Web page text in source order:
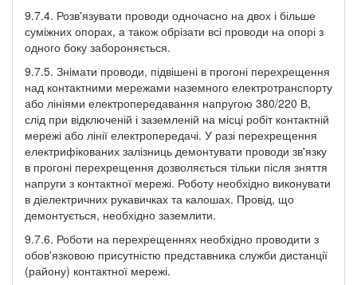
9.7.4. Розв'язувати проводи одночасно на двох і більше
суміжних опорах, а також обрізати всі проводи на опорі з
одного боку забороняється.
9.7.5. Знімати проводи, підвішені в прогоні перехрещення
над контактними мережами наземного електротранспорту
або лініями електропередавання напругою 380/220 В,
слід при відключеній і заземленій на місці робіт контактній
мережі або лінії електропередачі. У разі перехрещення
електрифікованих залізниць демонтувати проводи зв'язку
в прогоні перехрещення дозволяється тільки після зняття
напруги з контактної мережі. Роботу необхідно виконувати
в діелектричних рукавичках та калошах. Провід, що
демонтується, необхідно заземлити.
9.7.6. Роботи на перехрещеннях необхідно проводити з
обов'язковою присутністю представника служби дистанції
(району) контактної мережі.